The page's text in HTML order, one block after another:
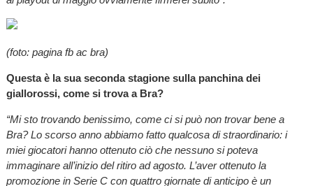
(foto: pagina fb ac bra)
Questa è la sua seconda stagione sulla panchina dei
giallorossi, come si trova a Bra?
“Mi sto trovando benissimo, come ci si può non trovar bene a
Bra? Lo scorso anno abbiamo fatto qualcosa di straordinario: i
miei giocatori hanno ottenuto ciò che nessuno si poteva
immaginare all’inizio del ritiro ad agosto. L’aver ottenuto la
promozione in Serie C con quattro giornate di anticipo è un